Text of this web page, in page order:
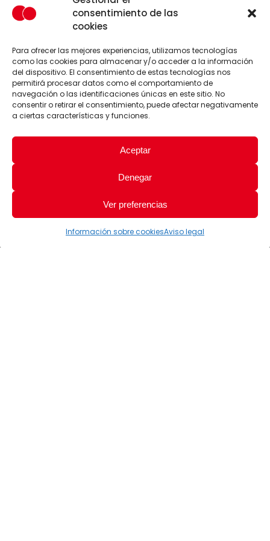
consentimiento de las
cookies
Para ofrecer las mejores experiencias, utilizamos tecnologías
como las cookies para almacenar y/o acceder a la información
del dispositivo. El consentimiento de estas tecnologías nos
permitirá procesar datos como el comportamiento de
navegación o las identificaciones únicas en este sitio. No
consentir o retirar el consentimiento, puede afectar negativamente
a ciertas características y funciones.
Aceptar
Denegar
Ver preferencias
Información sobre cookiesAviso legal